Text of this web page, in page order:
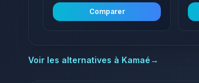
Comparer
Voir les alternatives à Kamaé→